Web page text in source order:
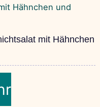
mit Hähnchen